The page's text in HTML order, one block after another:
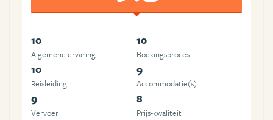
10
Algemene ervaring
10
Boekingsproces
10
Reisleiding
9
Accommodatie(s)
9
Vervoer
8
Prijs-kwaliteit